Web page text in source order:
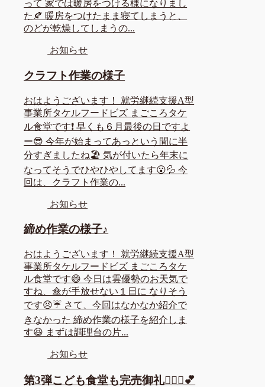
って 家では暖房をつける様になりまし
た🍂 暖房をつけたまま寝てしまうと、
のどが乾燥してしまうの...
お知らせ
クラフト作業の様子
おはようございます！ 就労継続支援A型
事業所タケルフードビズ まごころタケ
ル食堂です❗ 早くも６月最後の日ですよ
ー😎 今年が始まってあっという間に半
分すぎましたね🏖 気が付いたら年末に
なってそうでひやひやしてます😮💦 今
回は、クラフト作業の...
お知らせ
締め作業の様子♪
おはようございます！ 就労継続支援A型
事業所タケルフードビズ まごころタケ
ル食堂です😄 今日は雲優勢のお天気で
すね、傘が手放せない１日に なりそう
です😣☔ さて、今回はなかなか紹介で
きなかった 締め作業の様子を紹介しま
す😆 まずは調理台の片...
お知らせ
第3弾こども食堂も完売御礼🙇🏻‍♀️💕